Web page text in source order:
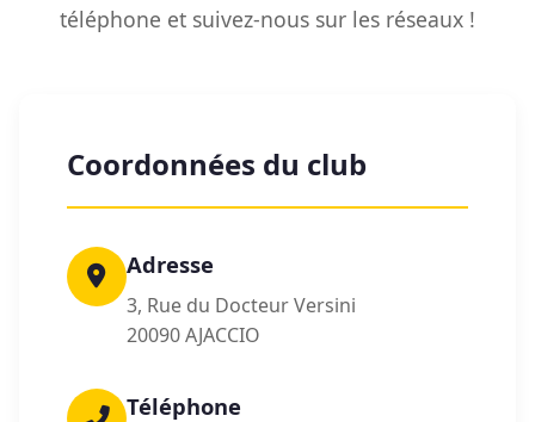
téléphone et suivez-nous sur les réseaux !
Coordonnées du club
Adresse
3, Rue du Docteur Versini
20090 AJACCIO
Téléphone